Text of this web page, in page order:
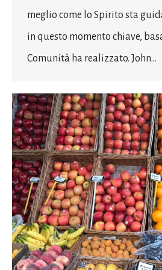
meglio come lo Spirito sta
in questo momento chiave,
Comunità ha realizzato. John…